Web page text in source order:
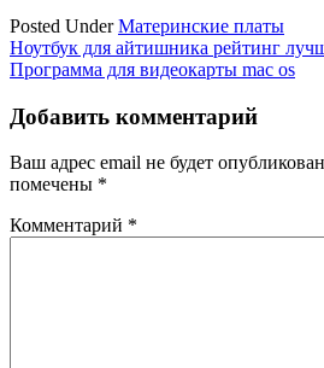
Posted UnderМатеринские платы
Навигация
по
записям
Ноутбук для айтишника рейтинг
Программа для видеокарты mac os
Добавить комментарий
Ваш адрес email не будет
помечены *
Комментарий *